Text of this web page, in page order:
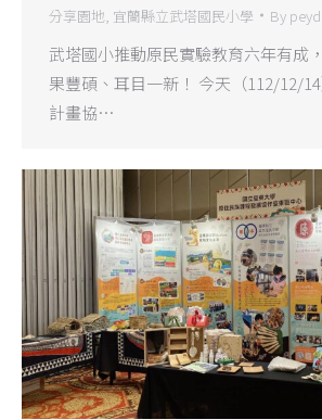
分享園地 宜蘭縣立武塔國民小學 By
武塔國小推動原民實驗教育六年有成
果豐碩、耳目一新！ 今天（112/12/
計畫協…